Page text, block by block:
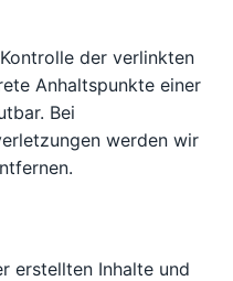
der verlinkten
Anhaltspunkte einer
Bei
werden wir
erstellten Inhalte und